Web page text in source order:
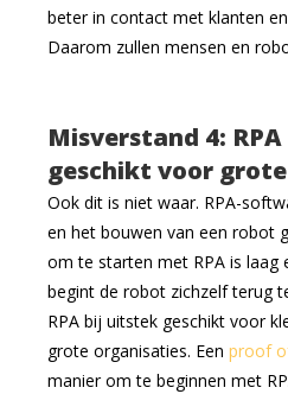
beter in contact met klanten
Daarom zullen mensen en
Misverstand 4:
geschikt voor
Ook dit is niet waar. RPA-
en het bouwen van een robot
om te starten met RPA is laag
begint de robot zichzelf terug
RPA bij uitstek geschikt voor
grote organisaties. Een proof
manier om te beginnen met